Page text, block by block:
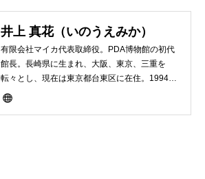
井上 真花（いのうえみか）
有限会社マイカ代表取締役。PDA博物館の初代
館長。長崎県に生まれ、大阪、東京、三重を
転々とし、現在は東京都台東区に在住。1994年
にHP100LXと出会ったのをきかっけに、フリ